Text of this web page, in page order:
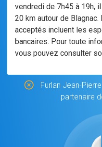
vendredi de 7h45 à 19h,
20 km autour de
acceptés incluent les
bancaires. Pour toute
vous pouvez consulter
Furlan Jean-
partenaire